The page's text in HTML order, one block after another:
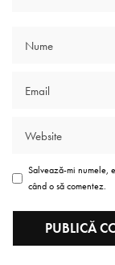
Salvează-mi numele,
când o să comentez.